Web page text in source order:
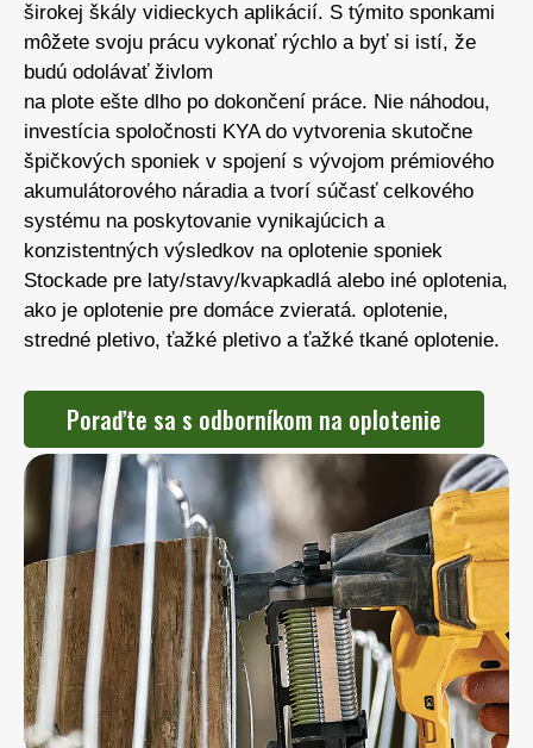
širokej škály vidieckych aplikácií. S týmito sponkami
môžete svoju prácu vykonať rýchlo a byť si istí, že
budú odolávať živlom
na plote ešte dlho po dokončení práce. Nie náhodou,
investícia spoločnosti KYA do vytvorenia skutočne
špičkových sponiek v spojení s vývojom prémiového
akumulátorového náradia a tvorí súčasť celkového
systému na poskytovanie vynikajúcich a
konzistentných výsledkov na oplotenie sponiek
Stockade pre laty/stavy/kvapkadlá alebo iné oplotenia,
ako je oplotenie pre domáce zvieratá. oplotenie,
stredné pletivo, ťažké pletivo a ťažké tkané oplotenie.
Poraďte sa s odborníkom na oplotenie